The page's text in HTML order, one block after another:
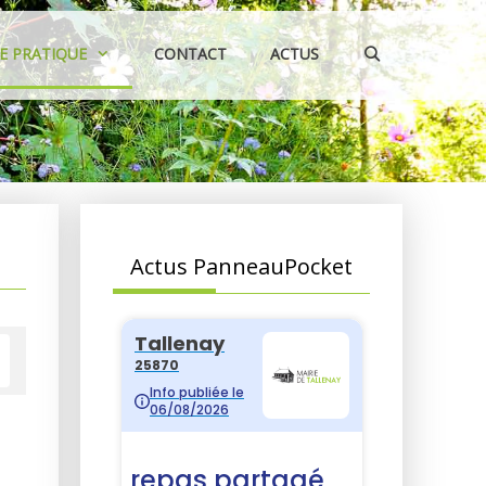
PRATIQUE CONTACT ACTUS
Actus PanneauPocket